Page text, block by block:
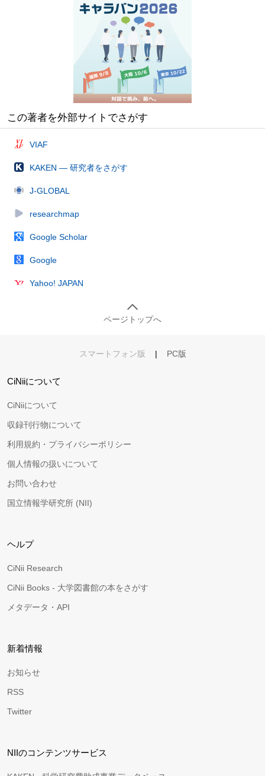
この著者を外部サイトでさがす
VIAF
KAKEN — 研究者をさがす
J-GLOBAL
researchmap
Google Scholar
Google
Yahoo! JAPAN
ページトップへ
スマートフォン版 | PC版
CiNiiについて
CiNiiについて
収録刊行物について
利用規約・プライバシーポリシー
個人情報の扱いについて
お問い合わせ
国立情報学研究所 (NII)
ヘルプ
CiNii Research
CiNii Books - 大学図書館の本をさがす
メタデータ・API
新着情報
お知らせ
RSS
Twitter
NIIのコンテンツサービス